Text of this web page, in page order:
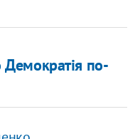
Демократія по-